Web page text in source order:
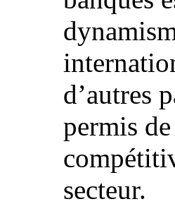
d’autres
permis
secteur.